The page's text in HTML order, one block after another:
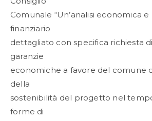
Comunale “Un’analisi economica
finanziario
dettagliato con specifica richiesta
garanzie
economiche a favore del comune
della
sostenibilità del progetto nel
forme di